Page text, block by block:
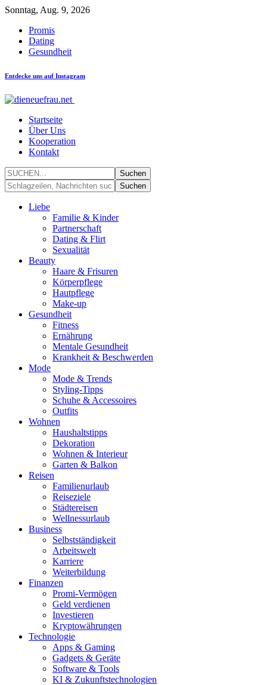
Sonntag, Aug. 9, 2026
Promis
Dating
Gesundheit
Entdecke uns auf Instagram
Startseite
Über Uns
Kooperation
Kontakt
Liebe
Familie & Kinder
Partnerschaft
Dating & Flirt
Sexualität
Beauty
Haare & Frisuren
Körperpflege
Hautpflege
Make-up
Gesundheit
Fitness
Ernährung
Mentale Gesundheit
Krankheit & Beschwerden
Mode
Mode & Trends
Styling-Tipps
Schuhe & Accessoires
Outfits
Wohnen
Haushaltstipps
Dekoration
Wohnen & Interieur
Garten & Balkon
Reisen
Familienurlaub
Reiseziele
Städtereisen
Wellnessurlaub
Business
Selbstständigkeit
Arbeitswelt
Karriere
Weiterbildung
Finanzen
Promi-Vermögen
Geld verdienen
Investieren
Kryptowährungen
Technologie
Apps & Gaming
Gadgets & Geräte
Software & Tools
KI & Zukunftstechnologien